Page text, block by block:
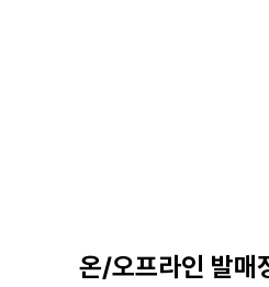
온/오프라인 발매